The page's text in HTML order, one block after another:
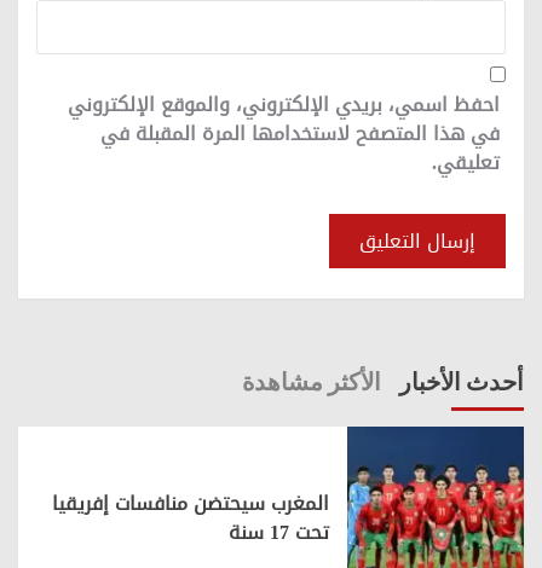
احفظ اسمي، بريدي الإلكتروني، والموقع الإلكتروني
في هذا المتصفح لاستخدامها المرة المقبلة في
تعليقي.
أحدث الأخبار الأكثر مشاهدة
المغرب سيحتضن منافسات إفريقيا
تحت 17 سنة